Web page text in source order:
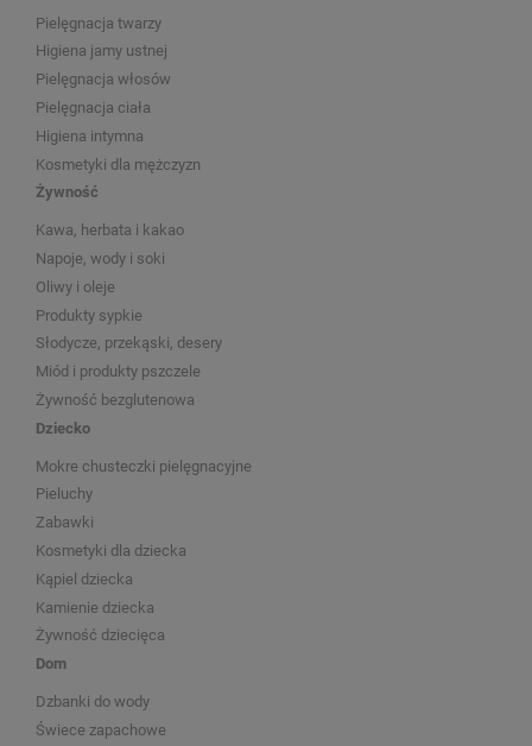
Pielęgnacja twarzy
Higiena jamy ustnej
Pielęgnacja włosów
Pielęgnacja ciała
Higiena intymna
Kosmetyki dla mężczyzn
Żywność
Kawa, herbata i kakao
Napoje, wody i soki
Oliwy i oleje
Produkty sypkie
Słodycze, przekąski, desery
Miód i produkty pszczele
Żywność bezglutenowa
Dziecko
Mokre chusteczki pielęgnacyjne
Pieluchy
Zabawki
Kosmetyki dla dziecka
Kąpiel dziecka
Kamienie dziecka
Żywność dziecięca
Dom
Dzbanki do wody
Świece zapachowe